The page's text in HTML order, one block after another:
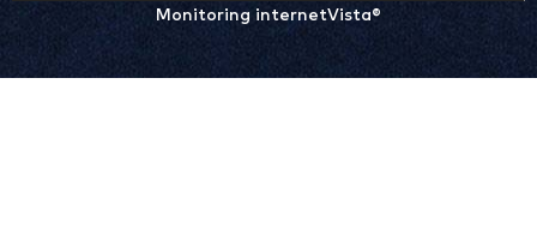
Monitoring internetVista®